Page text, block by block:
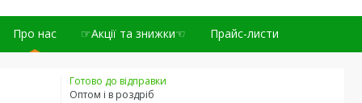
Про нас ☞Акції та знижки☜ Прайс-листи
Готово до відправки
Оптом і в роздріб